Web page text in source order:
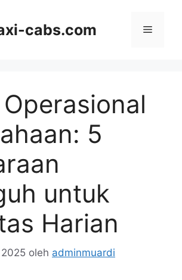
cabs.com Menu
5
untuk
Harian
oleh adminmuardi